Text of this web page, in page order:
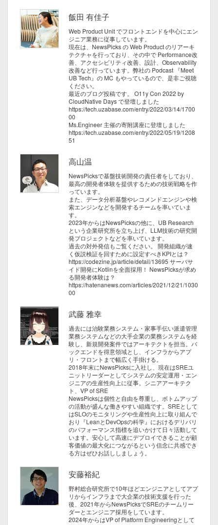
飯田 有佳子
Web Product Unit でフロントエンドを中心にエン
ジニア業務に従事しています。
現在は、NewsPicks の Web Product のリアーキ
テクチャを行っており、その中で Performance改
善、アクセシビリティ改善、設計、Observability
改善など行っています。弊社の Podcast 『Meet
UB Tech』の MC もやっているので、是非ご視聴
ください。
最近のブログ投稿です。
O11y Con 2022 by
CloudNative Days で登壇しました
https://tech.uzabase.com/entry/2022/03/14/1700
00
Ms.Engineer 主催の寄附講座に登壇しました
https://tech.uzabase.com/entry/2022/05/19/1208
51
高山温
NewsPicksで基盤技術開発の責任者をしており、
最高の開発者体験を提供するための技術戦略を作
っています。
また、データ分析基盤やレコメンドエンジンや検
索エンジンなどを開発するチームを率いていま
す。
2023年からはNewsPicksの他に、UB Research
という企業研究所を立ち上げ、LLM技術の研究開
発プロジェクトなどを率いています。
過去の対外発信もご覧ください。
開発組織が速
く仮説検証を回すために設定すべきKPIとは？
https://codezine.jp/article/detail/13695 サーバサ
イド開発にKotlinを全面採用！ NewsPicksが求め
る開発者体験は？
https://hatenanews.com/articles/2021/12/21/1030
00
武藤 雅幸
過去には治験業務システム・家事手伝い派遣管理
業務システムなどの大手企業の業務システムを経
験し、新規開発案件ではアーキテクトを担当。バ
ックエンドを得意領域とし、インフラからアプ
リ・フロントまで幅広く手掛ける。
2018年末にNewsPicksに入社し、現在はSREユ
ニットリーダーとしてシステムの安定運用・エン
ジニアの生産性向上に従事。シニアアーキテク
ト、VP of SRE
NewsPicksは個性と自由を尊重し、ボトムアップ
の活動が盛んな働きやすい組織です。SREとして
はSLOのモニタリングや生産性向上に取り組んで
おり『LeanとDevOpsの科学』におけるデリバリ
のパフォーマンス指標を追いかけて日々活動して
います。安心して高速にデプロイできることが顧
客価値の最大化につながるという信念に共感でき
る方はぜひお話ししましょう。
安藤裕紀
野村総合研究所で10年ほどエンジニアとしてアプ
リからインフラまで大企業の技術支援を行った
後、2021年からNewsPicksでSREのチームリー
ダーとエンジニア採用をしています。
2024年からはVP of Platform Engineeringとして